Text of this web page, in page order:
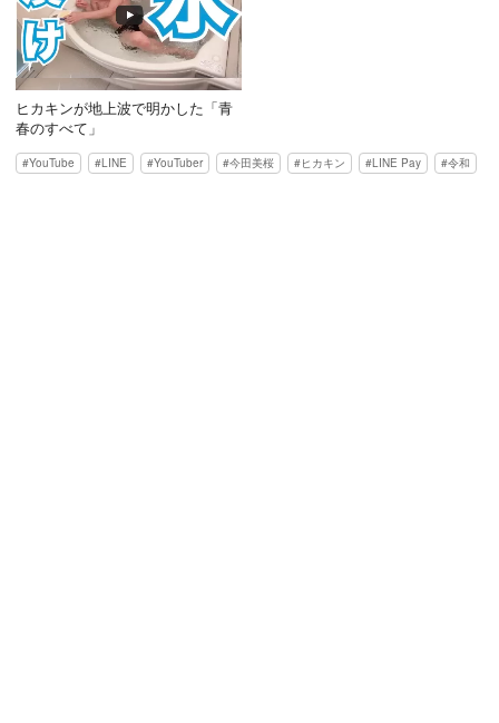
ヒカキンが地上波で明かした「青
春のすべて」
YouTube LINE YouTuber 今田美桜 ヒカキン LINE Pay 令和